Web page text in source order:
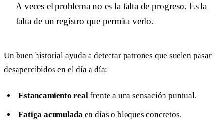
A veces el problema no es la falta de progreso. Es la
falta de un registro que permita verlo.
Un buen historial ayuda a detectar patrones que suelen pasar
desapercibidos en el día a día:
Estancamiento real frente a una sensación puntual.
Fatiga acumulada en días o bloques concretos.